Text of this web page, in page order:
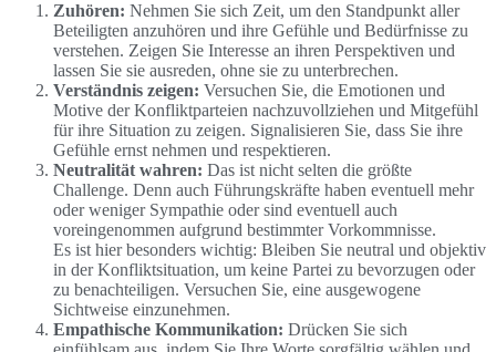
Zuhören: Nehmen Sie sich Zeit, um den Standpunkt aller
Beteiligten anzuhören und ihre Gefühle und Bedürfnisse zu
verstehen. Zeigen Sie Interesse an ihren Perspektiven und
lassen Sie sie ausreden, ohne sie zu unterbrechen.
Verständnis zeigen: Versuchen Sie, die Emotionen und
Motive der Konfliktparteien nachzuvollziehen und Mitgefühl
für ihre Situation zu zeigen. Signalisieren Sie, dass Sie ihre
Gefühle ernst nehmen und respektieren.
Neutralität wahren: Das ist nicht selten die größte
Challenge. Denn auch Führungskräfte haben eventuell mehr
oder weniger Sympathie oder sind eventuell auch
voreingenommen aufgrund bestimmter Vorkommnisse.
Es ist hier besonders wichtig: Bleiben Sie neutral und objektiv
in der Konfliktsituation, um keine Partei zu bevorzugen oder
zu benachteiligen. Versuchen Sie, eine ausgewogene
Sichtweise einzunehmen.
Empathische Kommunikation: Drücken Sie sich